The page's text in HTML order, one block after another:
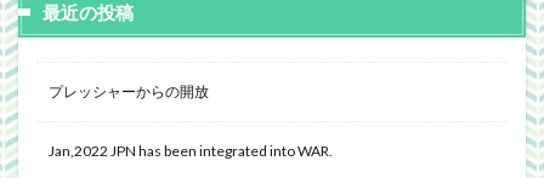
最近の投稿
プレッシャーからの開放
Jan,2022 JPN has been integrated into WAR.